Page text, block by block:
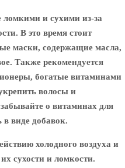
ломкими и сухими из-за
В это время стоит
маски, содержащие масла,
Также рекомендуется
богатые витаминами
волосы и
о витаминах для
виде добавок.
холодного воздуха и
сухости и ломкости.